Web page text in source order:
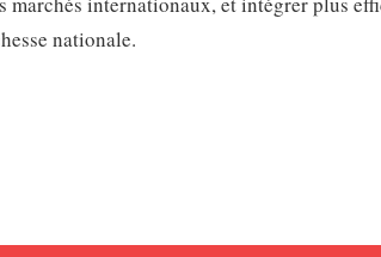
nationale.